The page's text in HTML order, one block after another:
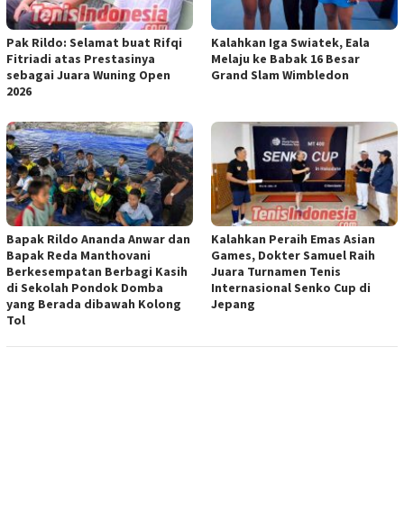
Pak Rildo: Selamat buat Rifqi
Fitriadi atas Prestasinya
sebagai Juara Wuning Open
2026
Kalahkan Iga Swiatek, Eala
Melaju ke Babak 16 Besar
Grand Slam Wimbledon
Bapak Rildo Ananda Anwar dan
Bapak Reda Manthovani
Berkesempatan Berbagi Kasih
di Sekolah Pondok Domba
yang Berada dibawah Kolong
Tol
Kalahkan Peraih Emas Asian
Games, Dokter Samuel Raih
Juara Turnamen Tenis
Internasional Senko Cup di
Jepang